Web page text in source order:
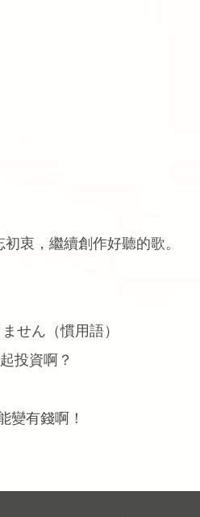
衷，繼續創作好聽的歌。
せん（慣用語）
投資啊？
變有錢啊！